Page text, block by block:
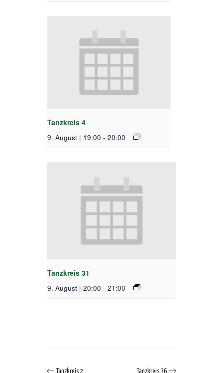
Tanzkreis 4
9. August | 19:00 - 20:00
Tanzkreis 31
9. August | 20:00 - 21:00
Tanzkreis 2 Tanzkreis 36